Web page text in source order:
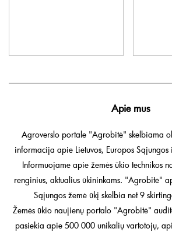
Apie mus
Agroverslo portale "Agrobitė" skelbiama
informacija apie Lietuvos, Europos
Informuojame apie žemės ūkio technikos
renginius, aktualius ūkininkams. "Agrobitė"
Sąjungos žemė ūkį skelbia net 9
Žemės ūkio naujienų portalo "Agrobitė"
pasiekia apie 500 000 unikalių vartotojų,